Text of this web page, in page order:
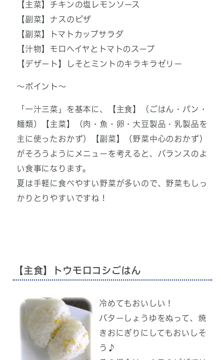
【主菜】チキンの塩レモンソース
【副菜】ナスのピザ
【副菜】トマトカップサラダ
【汁物】モロヘイヤとトマトのスープ
【デザート】しそとミントのキラキラゼリー
～ポイント～
「一汁三菜」を基本に、【主食】（ごはん・パン・
麺類）【主菜】（肉・魚・卵・大豆製品・乳製品を
主に使ったおかず）【副菜】（野菜中心のおかず）
がそろうようにメニューを考えると、バランスのよ
い食事になります。
夏は手軽に食べやすい野菜が多いので、野菜もしっ
かりとりやすいですね！
【主食】トウモロコシごはん
冷めてもおいしい！
バターしょうゆをぬって、焼
きおにぎりにしてもおいしそ
う♪